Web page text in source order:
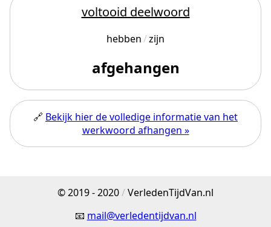
voltooid deelwoord
hebben zijn
afgehangen
🔗 Bekijk hier de volledige informatie van het
werkwoord afhangen »
© 2019 - 2020/VerledenTijdVan.nl
📧 mail@verledentijdvan.nl